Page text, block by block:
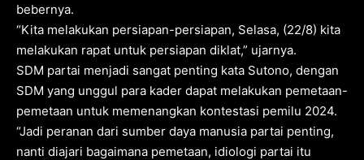
bebernya.
“Kita melakukan persiapan-persiapan, Selasa, (22/8) kita
melakukan rapat untuk persiapan diklat,” ujarnya.
SDM partai menjadi sangat penting kata Sutono, dengan
SDM yang unggul para kader dapat melakukan pemetaan-
pemetaan untuk memenangkan kontestasi pemilu 2024.
“Jadi peranan dari sumber daya manusia partai penting,
nanti diajari bagaimana pemetaan, idiologi partai itu